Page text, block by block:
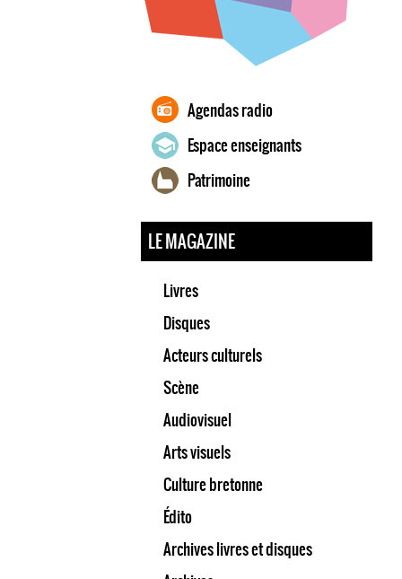
Agendas radio
Espace enseignants
Patrimoine
LE MAGAZINE
Livres
Disques
Acteurs culturels
Scène
Audiovisuel
Arts visuels
Culture bretonne
Édito
Archives livres et disques